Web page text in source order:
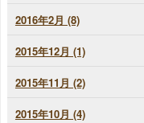
2016年2月 (8)
2015年12月 (1)
2015年11月 (2)
2015年10月 (4)